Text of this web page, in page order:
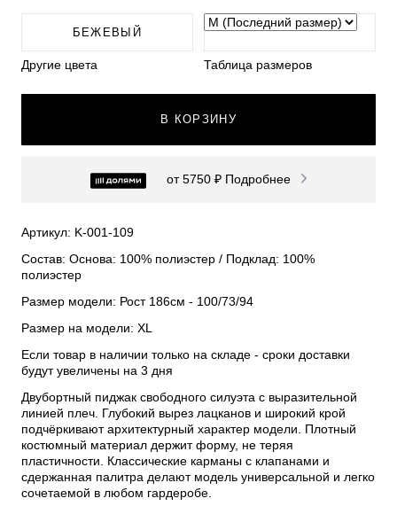
БЕЖЕВЫЙ
Другие цвета Таблица размеров
В КОРЗИНУ
от 5750 ₽ Подробнее
Артикул: K-001-109
Состав: Основа: 100% полиэстер / Подклад: 100%
полиэстер
Размер модели: Рост 186см - 100/73/94
Размер на модели: XL
Если товар в наличии только на складе - сроки доставки
будут увеличены на 3 дня
Двубортный пиджак свободного силуэта с выразительной
линией плеч. Глубокий вырез лацканов и широкий крой
подчёркивают архитектурный характер модели. Плотный
костюмный материал держит форму, не теряя
пластичности. Классические карманы с клапанами и
сдержанная палитра делают модель универсальной и легко
сочетаемой в любом гардеробе.